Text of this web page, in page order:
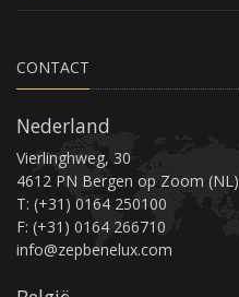
CONTACT
Nederland
Vierlinghweg, 30
4612 PN Bergen op Zoom (NL)
T: (+31) 0164 250100
F: (+31) 0164 266710
info@zepbenelux.com